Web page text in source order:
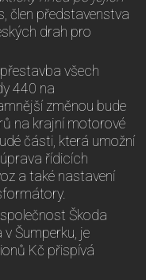
člen představenstva
drah pro
všech
440 na
změnou bude
na krajní motorové
části, která umožní
řídicích
a také nastavení
Škoda
Šumperku, je
Kč přispívá